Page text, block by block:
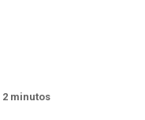
2 minutos